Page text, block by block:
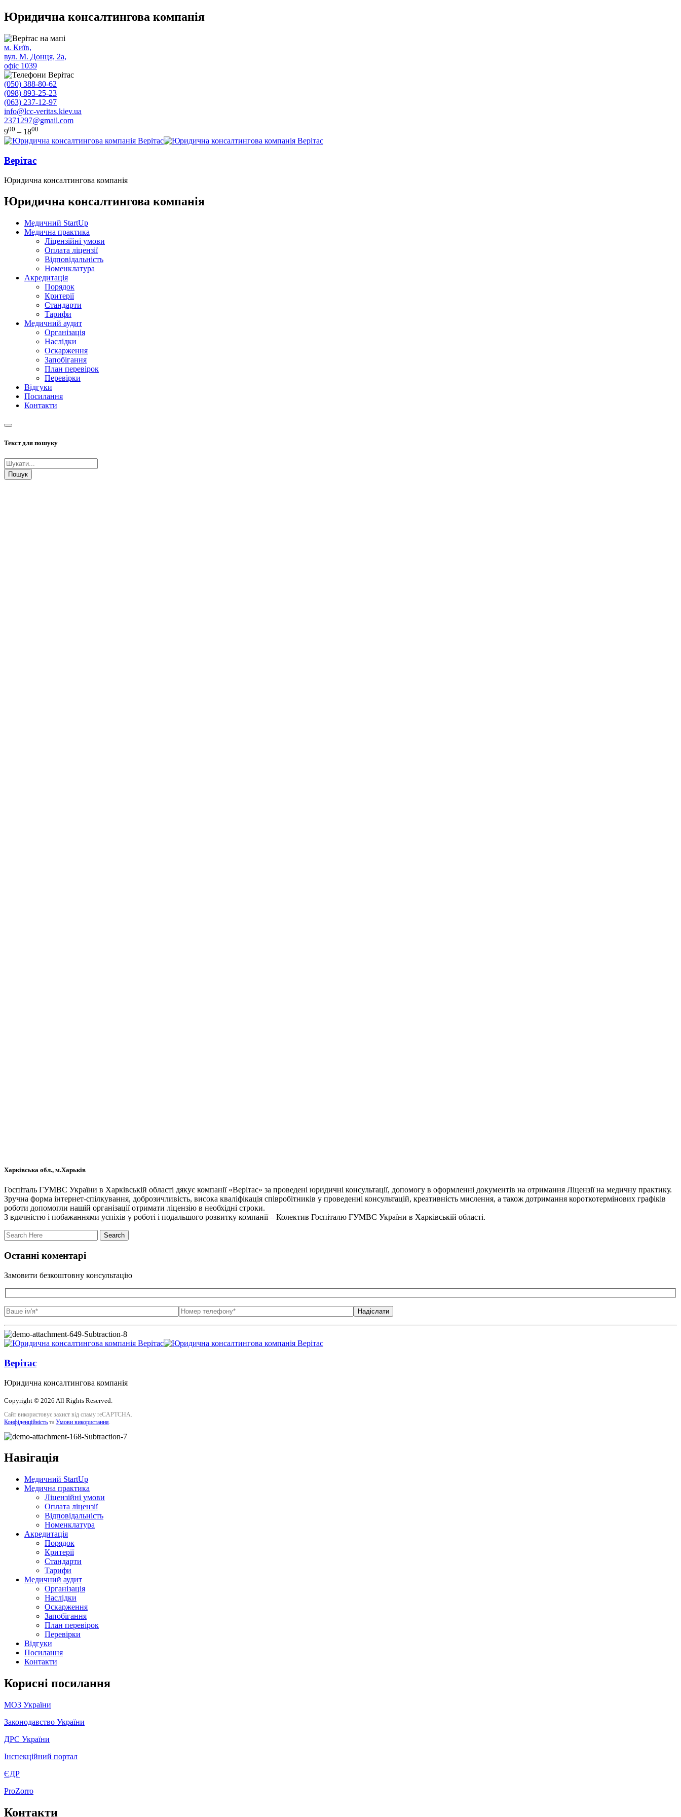
Юридична консалтингова компанія
м. Київ,
вул. М. Донця, 2а,
офіс 1039
(050) 388-80-62
(098) 893-25-23
(063) 237-12-97
info@lcc-veritas.kiev.ua
2371297@gmail.com
900 – 1800
Верітас
Юридична консалтингова компанія
Юридична консалтингова компанія
Медичний StartUp
Медична практика
Ліцензійні умови
Оплата ліцензії
Відповідальність
Номенклатура
Акредитація
Порядок
Критерії
Стандарти
Тарифи
Медичний аудит
Організація
Наслідки
Оскарження
Запобігання
План перевірок
Перевірки
Відгуки
Посилання
Контакти
Текст для пошуку
Харківська обл., м.Харьків
Госпіталь ГУМВС України в Харківській області дякує компанії «Верітас» за проведені юридичні консультації, допомогу в оформленні документів на отримання Ліцензії на медичну практику.
Зручна форма інтернет-спілкування, доброзичливість, висока кваліфікація співробітників у проведенні консультацій, креативність мислення, а також дотримання короткотермінових графіків
роботи допомогли нашій організації отримати ліцензію в необхідні строки.
З вдячністю і побажаннями успіхів у роботі і подальшого розвитку компанії – Колектив Госпіталю ГУМВС України в Харківській області.
Останні коментарі
Замовити безкоштовну консультацію
Верітас
Юридична консалтингова компанія
Copyright © 2026 All Rights Reserved.
Сайт використовує захист від спаму reCAPTCHA.
Конфіденційність та Умови використання
Навігація
Медичний StartUp
Медична практика
Ліцензійні умови
Оплата ліцензії
Відповідальність
Номенклатура
Акредитація
Порядок
Критерії
Стандарти
Тарифи
Медичний аудит
Організація
Наслідки
Оскарження
Запобігання
План перевірок
Перевірки
Відгуки
Посилання
Контакти
Корисні посилання
МОЗ України
Законодавство України
ДРС України
Інспекційний портал
ЄДР
ProZorro
Контакти